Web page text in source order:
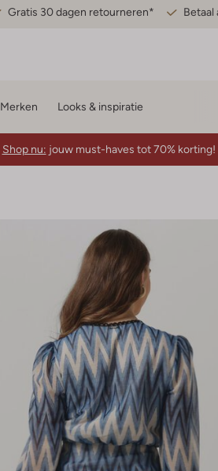
Gratis 30 dagen retourneren* Betaal
Merken Looks & inspiratie
Shop nu: jouw must-haves tot 70% korting!